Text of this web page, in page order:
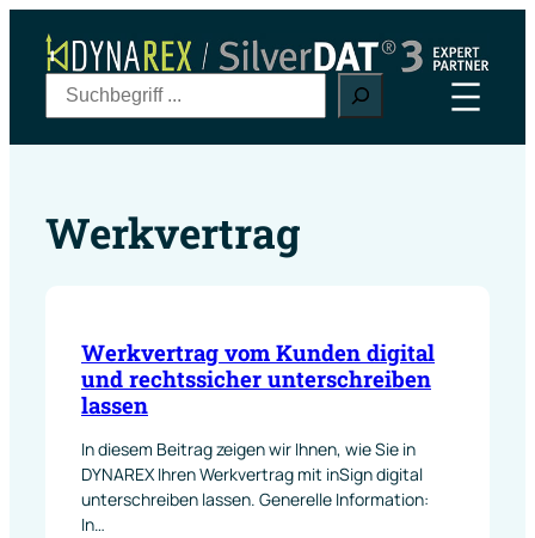
Inhalt
springen
u
c
n
Werkvertrag
Werkvertrag vom Kunden digital
und rechtssicher unterschreiben
lassen
In diesem Beitrag zeigen wir Ihnen, wie Sie in
DYNAREX Ihren Werkvertrag mit inSign digital
unterschreiben lassen. Generelle Information:
In…